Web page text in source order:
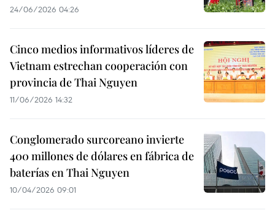
24/06/2026 04:26
Cinco medios informativos líderes de
Vietnam estrechan cooperación con
provincia de Thai Nguyen
11/06/2026 14:32
Conglomerado surcoreano invierte
400 millones de dólares en fábrica de
baterías en Thai Nguyen
10/04/2026 09:01